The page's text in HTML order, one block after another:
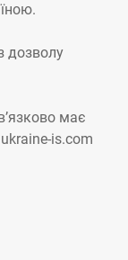
дозволу
має
is.com